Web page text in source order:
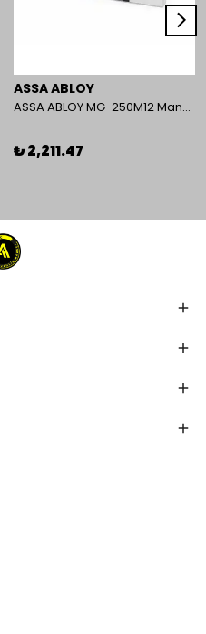
ASSA ABLOY
ASSA ABLOY MG-250M12 Manyetik Kilit
₺ 2,211.47